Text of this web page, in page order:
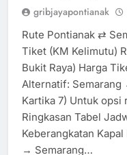
gribjayapontianak
Rute Pontianak ⇄
Tiket (KM Kelimutu)
Bukit Raya) Harga
Alternatif: Semarang
Kartika 7) Untuk
Ringkasan Tabel
Keberangkatan
→ Semarang…